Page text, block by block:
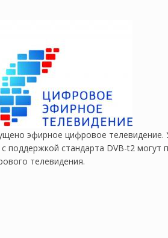
эфирное цифровое телевидение.
поддержкой стандарта DVB-t2 могут
телевидения.